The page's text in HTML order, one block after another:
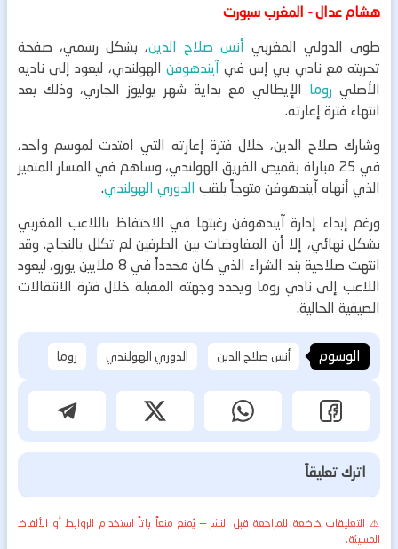
هشام عدال - المغرب سبورت
طوى الدولي المغربي أنس صلاح الدين، بشكل رسمي، صفحة
تجربته مع نادي بي إس فيآيندهوفن الهولندي، ليعود إلى ناديه
الأصلي روما الإيطالي مع بداية شهر يوليوز الجاري، وذلك بعد
انتهاء فترة إعارته.
وشارك صلاح الدين، خلال فترة إعارته التي امتدت لموسم واحد،
في 25 مباراة بقميص الفريق الهولندي، وساهم في المسار المتميز
الذي أنهاه آيندهوفن متوجاً بلقب الدوري الهولندي.
ورغم إبداء إدارة آيندهوفن رغبتها في الاحتفاظ باللاعب المغربي
بشكل نهائي، إلا أن المفاوضات بين الطرفين لم تكلل بالنجاح. وقد
انتهت صلاحية بند الشراء الذي كان محدداً في 8 ملايين يورو، ليعود
اللاعب إلى نادي روما ويحدد وجهته المقبلة خلال فترة الانتقالات
الصيفية الحالية.
الوسوم أنس صلاح الدين الدوري الهولندي روما
اترك تعليقاً
⚠️ التعليقات خاضعة للمراجعة قبل النشر — يُمنع منعاً باتاً استخدام الروابط أو الألفاظ
المسيئة.